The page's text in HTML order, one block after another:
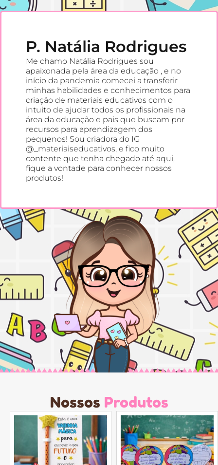
P. Natália Rodrigues
Me chamo Natália Rodrigues sou
apaixonada pela área da educação , e no
início da pandemia comecei a transferir
minhas habilidades e conhecimentos para
criação de materiais educativos com o
intuito de ajudar todos os profissionais na
área da educação e pais que buscam por
recursos para aprendizagem dos
pequenos! Sou criadora do IG
@_materiaiseducativos, e fico muito
contente que tenha chegado até aqui,
fique a vontade para conhecer nossos
produtos!
Nossos Produtos